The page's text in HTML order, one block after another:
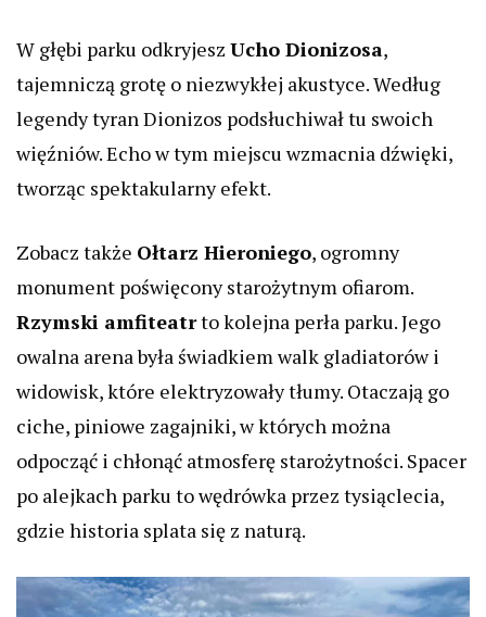
W głębi parku odkryjesz Ucho Dionizosa,
tajemniczą grotę o niezwykłej akustyce. Według
legendy tyran Dionizos podsłuchiwał tu swoich
więźniów. Echo w tym miejscu wzmacnia dźwięki,
tworząc spektakularny efekt.
Zobacz także Ołtarz Hieroniego, ogromny
monument poświęcony starożytnym ofiarom.
Rzymski amfiteatrto kolejna perła parku. Jego
owalna arena była świadkiem walk gladiatorów i
widowisk, które elektryzowały tłumy. Otaczają go
ciche, piniowe zagajniki, w których można
odpocząć i chłonąć atmosferę starożytności. Spacer
po alejkach parku to wędrówka przez tysiąclecia,
gdzie historia splata się z naturą.